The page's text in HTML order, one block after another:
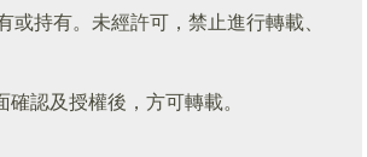
持有。未經許可，禁止進行轉載、
確認及授權後，方可轉載。